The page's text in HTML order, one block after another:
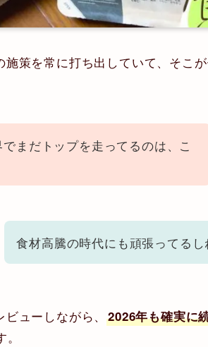
策を常に打ち出していて、そこ
まだトップを走ってるのは、こ
食材高騰の時代にも頑張ってるし
ビューしながら、2026年も確実に